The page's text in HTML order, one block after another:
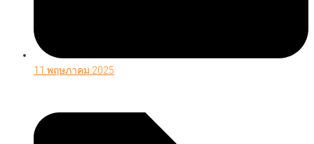
11 พฤษภาคม 2025